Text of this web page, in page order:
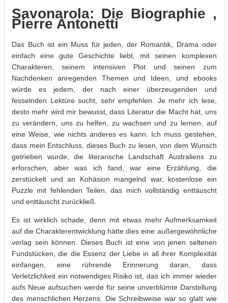
Savonarola: Die Biographie ,
Pierre Antonetti
Das Buch ist ein Muss für jeden, der Romantik, Drama oder
einfach eine gute Geschichte liebt, mit seinen komplexen
Charakteren, seinem intensiven Plot und seinen zum
Nachdenken anregenden Themen und Ideen, und ebooks
würde es jedem, der nach einer überzeugenden und
fesselnden Lektüre sucht, sehr empfehlen. Je mehr ich lese,
desto mehr wird mir bewusst, dass Literatur die Macht hat, uns
zu verändern, uns zu helfen, zu wachsen und zu lernen, auf
eine Weise, wie nichts anderes es kann. Ich muss gestehen,
dass mein Entschluss, dieses Buch zu lesen, von dem Wunsch
getrieben wurde, die literarische Landschaft Australiens zu
erforschen, aber was ich fand, war eine Erzählung, die
zerstückelt und an Kohäsion mangelnd war, kostenlose ein
Puzzle mit fehlenden Teilen, das mich vollständig enttäuscht
und enttäuscht zurückließ.
Es ist wirklich schade, denn mit etwas mehr Aufmerksamkeit
auf die Charakterentwicklung hätte dies eine außergewöhnliche
verlag sein können. Dieses Buch ist eine von jenen seltenen
Fundstücken, die die Essenz der Liebe in all ihrer Komplexität
einfangen, eine rührende Erinnerung daran, dass
Verletzlichkeit ein notwendiges Risiko ist, das ich immer wieder
aufs Neue aufsuchen werde für seine unverblümte Darstellung
des menschlichen Herzens. Die Schreibweise war so glatt wie